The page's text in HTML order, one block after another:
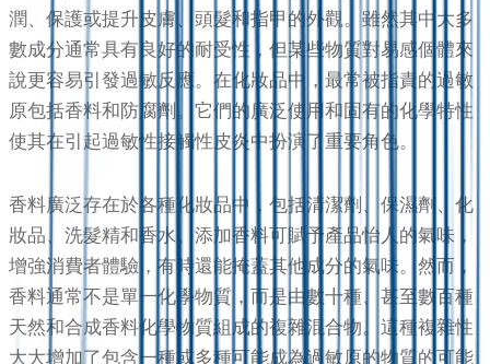
潤、保護或提升皮膚、頭髮和指甲的外觀。雖然其中大多
數成分通常具有良好的耐受性，但某些物質對易感個體來
說更容易引發過敏反應。在化妝品中，最常被指責的過敏
原包括香料和防腐劑。它們的廣泛使用和固有的化學特性
使其在引起過敏性接觸性皮炎中扮演了重要角色。
香料廣泛存在於各種化妝品中，包括清潔劑、保濕劑、化
妝品、洗髮精和香水。添加香料可賦予產品怡人的氣味，
增強消費者體驗，有時還能掩蓋其他成分的氣味。然而，
香料通常不是單一化學物質，而是由數十種、甚至數百種
天然和合成香料化學物質組成的複雜混合物。這種複雜性
大大增加了包含一種或多種可能成為過敏原的物質的可能